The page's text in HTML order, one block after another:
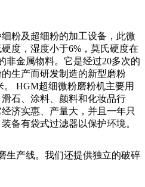
粉及超细粉的加工设备，此微
度，湿度小于6%，莫氏硬度在
非金属物料。它是经过20多次的
生产而研发制造的新型磨粉
。 HGM超细微粉磨粉机主要用
石、涂料、颜料和化妆品行
济实惠、产量大，并且一年只
备有袋式过滤器以保护环境。
生产线。我们还提供独立的破碎